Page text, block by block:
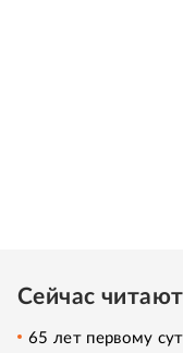
Сейчас читают
65 лет первому